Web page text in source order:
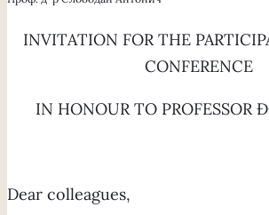
INVITATION FOR THE
CONFERENCE
IN HONOUR TO PROFESSOR
Dear colleagues,